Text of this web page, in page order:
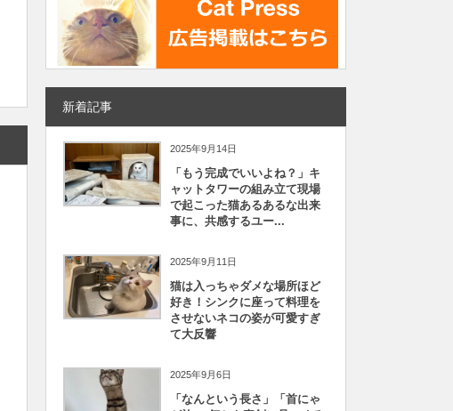
新着記事
2025年9月14日
「もう完成でいいよね？」キ
ャットタワーの組み立て現場
で起こった猫あるあるな出来
事に、共感するユー...
2025年9月11日
猫は入っちゃダメな場所ほど
好き！シンクに座って料理を
させないネコの姿が可愛すぎ
て大反響
2025年9月6日
「なんという長さ」「首にゃ